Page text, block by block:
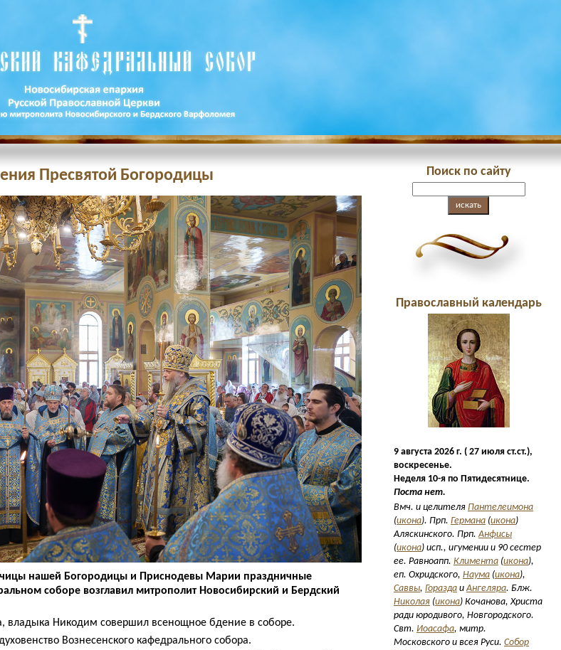
Пресвятой Богородицы
нашей Богородицы и Приснодевы Марии праздничные
соборе возглавил митрополит Новосибирский и Бердский
владыка Никодим совершил всенощное бдение в соборе.
Вознесенского кафедрального собора.
Поиск по сайту
Православный календарь
9 августа 2026 г. ( 27 июля ст.ст.),
воскресенье.
Неделя 10-я по Пятидесятнице.
Поста нет.
Вмч. и целителя Пантелеимона
(икона). Прп. Германа (икона)
Аляскинского. Прп.Анфисы
(икона) исп., игумении и 90 сестер
ее. Равноапп. Климента (икона),
еп. Охридского, Наума (икона),
Саввы, Горазда иАнгеляра. Блж.
Николая (икона) Кочанова, Христа
ради юродивого, Новгородского.
Свт. Иоасафа, митр.
Московского и всея Руси. Собор